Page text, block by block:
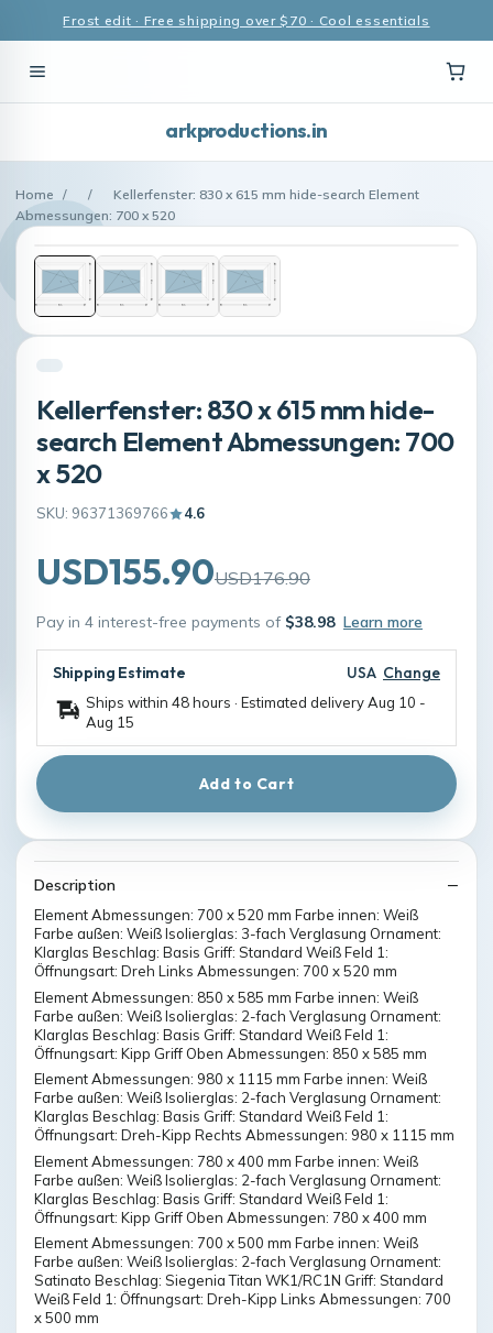
Frost edit · Free shipping over $70 · Cool essentials
arkproductions.in
Home / /
Kellerfenster: 830 x 615 mm hide-search Element
Abmessungen: 700 x 520
Kellerfenster: 830 x 615 mm hide-
search Element Abmessungen: 700
x 520
SKU: 96371369766 4.6
USD155.90USD176.90
Pay in 4 interest-free payments of $38.98 Learn more
Shipping Estimate USA Change
Ships within 48 hours · Estimated deliveryAug 10 -
Aug 15
Add to Cart
Description
Element Abmessungen: 700 x 520 mm Farbe innen: Weiß
Farbe außen: Weiß Isolierglas: 3-fach Verglasung Ornament:
Klarglas Beschlag: Basis Griff: Standard Weiß Feld 1:
Öffnungsart: Dreh Links Abmessungen: 700 x 520 mm
Element Abmessungen: 850 x 585 mm Farbe innen: Weiß
Farbe außen: Weiß Isolierglas: 2-fach Verglasung Ornament:
Klarglas Beschlag: Basis Griff: Standard Weiß Feld 1:
Öffnungsart: Kipp Griff Oben Abmessungen: 850 x 585 mm
Element Abmessungen: 980 x 1115 mm Farbe innen: Weiß
Farbe außen: Weiß Isolierglas: 2-fach Verglasung Ornament:
Klarglas Beschlag: Basis Griff: Standard Weiß Feld 1:
Öffnungsart: Dreh-Kipp Rechts Abmessungen: 980 x 1115 mm
Element Abmessungen: 780 x 400 mm Farbe innen: Weiß
Farbe außen: Weiß Isolierglas: 2-fach Verglasung Ornament:
Klarglas Beschlag: Basis Griff: Standard Weiß Feld 1:
Öffnungsart: Kipp Griff Oben Abmessungen: 780 x 400 mm
Element Abmessungen: 700 x 500 mm Farbe innen: Weiß
Farbe außen: Weiß Isolierglas: 2-fach Verglasung Ornament:
Satinato Beschlag: Siegenia Titan WK1/RC1N Griff: Standard
Weiß Feld 1: Öffnungsart: Dreh-Kipp Links Abmessungen: 700
x 500 mm